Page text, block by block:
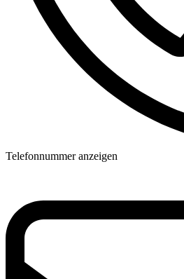
Telefonnummer anzeigen